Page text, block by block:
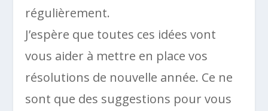
régulièrement.
J’espère que toutes ces idées vont
vous aider à mettre en place vos
résolutions de nouvelle année. Ce ne
sont que des suggestions pour vous